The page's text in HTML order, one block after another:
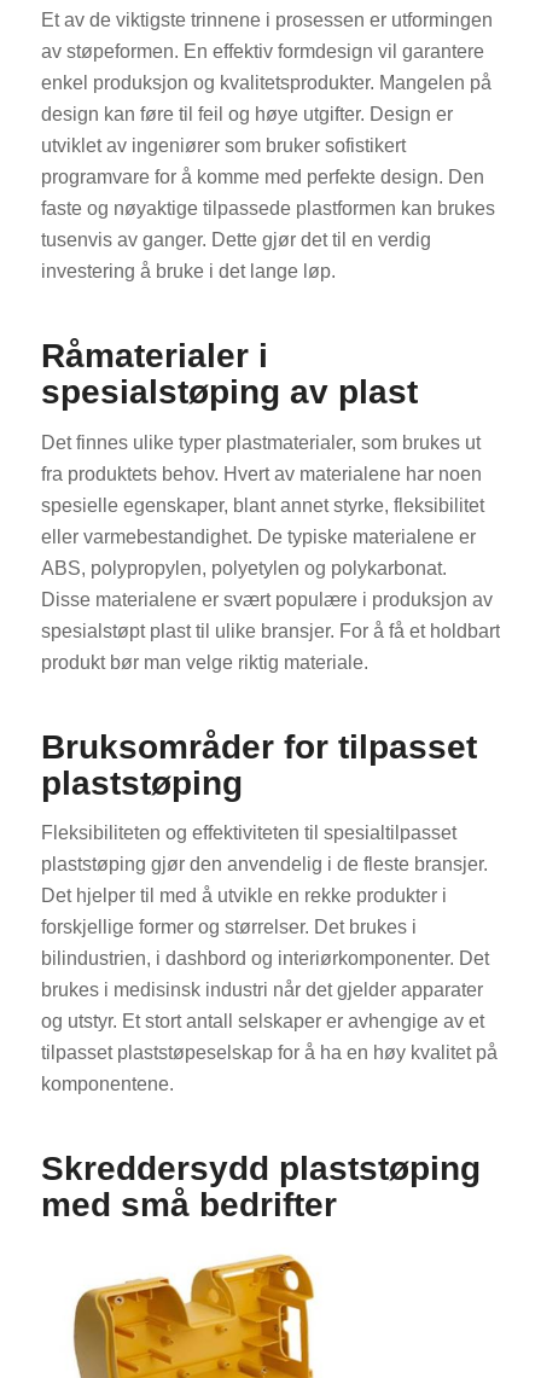
Et av de viktigste trinnene i prosessen er utformingen
av støpeformen. En effektiv formdesign vil garantere
enkel produksjon og kvalitetsprodukter. Mangelen på
design kan føre til feil og høye utgifter. Design er
utviklet av ingeniører som bruker sofistikert
programvare for å komme med perfekte design. Den
faste og nøyaktige tilpassede plastformen kan brukes
tusenvis av ganger. Dette gjør det til en verdig
investering å bruke i det lange løp.
Råmaterialer i
spesialstøping av plast
Det finnes ulike typer plastmaterialer, som brukes ut
fra produktets behov. Hvert av materialene har noen
spesielle egenskaper, blant annet styrke, fleksibilitet
eller varmebestandighet. De typiske materialene er
ABS, polypropylen, polyetylen og polykarbonat.
Disse materialene er svært populære i produksjon av
spesialstøpt plast til ulike bransjer. For å få et holdbart
produkt bør man velge riktig materiale.
Bruksområder for tilpasset
plaststøping
Fleksibiliteten og effektiviteten til spesialtilpasset
plaststøping gjør den anvendelig i de fleste bransjer.
Det hjelper til med å utvikle en rekke produkter i
forskjellige former og størrelser. Det brukes i
bilindustrien, i dashbord og interiørkomponenter. Det
brukes i medisinsk industri når det gjelder apparater
og utstyr. Et stort antall selskaper er avhengige av et
tilpasset plaststøpeselskap for å ha en høy kvalitet på
komponentene.
Skreddersydd plaststøping
med små bedrifter